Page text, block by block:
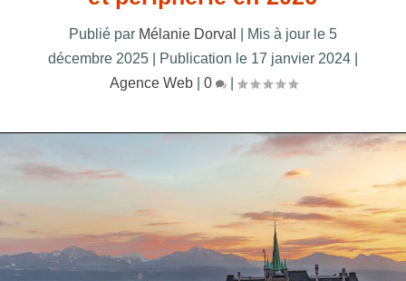
Publié par Mélanie Dorval Mis à jour le 5
décembre 2025
Publication le 17 janvier 2024
Agence Web| 0 |